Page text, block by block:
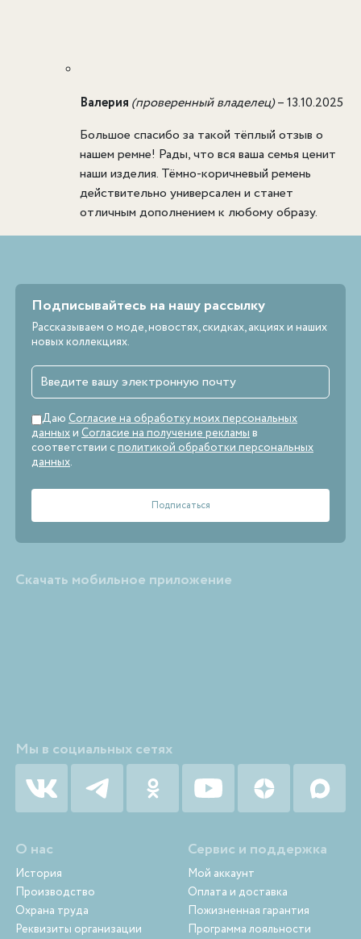
Валерия (проверенный владелец)–13.10.2025
Большое спасибо за такой тёплый отзыв о
нашем ремне! Рады, что вся ваша семья ценит
наши изделия. Тёмно-коричневый ремень
действительно универсален и станет
отличным дополнением к любому образу.
Подписывайтесь на нашу рассылку
Рассказываем о моде, новостях, скидках, акциях и наших
новых коллекциях.
Даю Согласие на обработку моих персональных
данныхи Согласие на получение рекламыв
соответствии сполитикой обработки персональных
данных.
Скачать мобильное приложение
Мы в социальных сетях
О нас
История
Производство
Охрана труда
Реквизиты организации
Сервис и поддержка
Мой аккаунт
Оплата и доставка
Пожизненная гарантия
Программа лояльности